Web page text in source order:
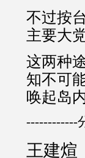
不过按
主要大
这两种
知不可
唤起岛
------------
王建煊